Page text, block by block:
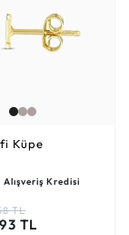
Küpe
Kredisi
TL
TL